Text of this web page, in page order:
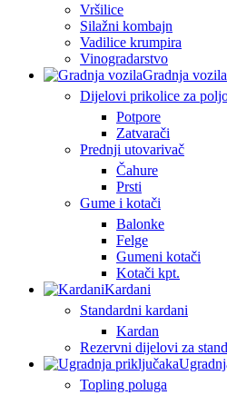
Vršilice
Silažni kombajn
Vadilice krumpira
Vinogradarstvo
Gradnja vozila
Dijelovi prikolice za
Potpore
Zatvarači
Prednji utovarivač
Čahure
Prsti
Gume i kotači
Balonke
Felge
Gumeni kotači
Kotači kpt.
Kardani
Standardni kardani
Kardan
Rezervni dijelovi za
Topling poluga